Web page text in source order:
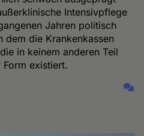
Intensivpflege
Jahren politisch
dem die Krankenkassen
in keinem anderen Teil
existiert.